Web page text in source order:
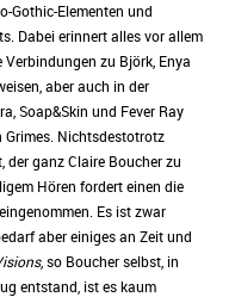
Gothic-Elementen und
Dabei erinnert alles vor allem
Verbindungen zu Björk, Enya
aber auch in der
Soap&Skin und Fever Ray
Nichtsdestotrotz
der ganz Claire Boucher zu
Hören fordert einen die
Es ist zwar
aber einiges an Zeit und
, so Boucher selbst, in
entstand, ist es kaum